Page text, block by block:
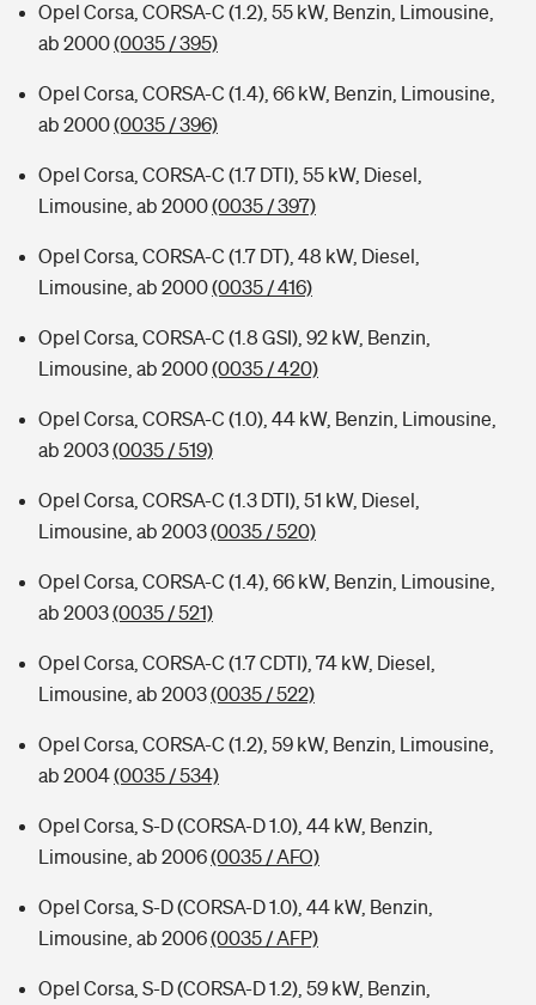
Typklassen: So ist Ihr Auto eingestuft
Sie haben Fragen?
Opel Corsa, CORSA-C (1.2), 55 kW, Benzin, Limousine,
ab 2000(0035 / 395)
Opel Corsa, CORSA-C (1.4), 66 kW, Benzin, Limousine,
ab 2000(0035 / 396)
Opel Corsa, CORSA-C (1.7 DTI), 55 kW, Diesel,
Limousine, ab 2000(0035 / 397)
Opel Corsa, CORSA-C (1.7 DT), 48 kW, Diesel,
Limousine, ab 2000(0035 / 416)
Opel Corsa, CORSA-C (1.8 GSI), 92 kW, Benzin,
Limousine, ab 2000(0035 / 420)
Opel Corsa, CORSA-C (1.0), 44 kW, Benzin, Limousine,
ab 2003(0035 / 519)
Opel Corsa, CORSA-C (1.3 DTI), 51 kW, Diesel,
Limousine, ab 2003(0035 / 520)
Opel Corsa, CORSA-C (1.4), 66 kW, Benzin, Limousine,
ab 2003(0035 / 521)
Opel Corsa, CORSA-C (1.7 CDTI), 74 kW, Diesel,
Limousine, ab 2003(0035 / 522)
Opel Corsa, CORSA-C (1.2), 59 kW, Benzin, Limousine,
ab 2004(0035 / 534)
Opel Corsa, S-D (CORSA-D 1.0), 44 kW, Benzin,
Limousine, ab 2006(0035 / AFO)
Opel Corsa, S-D (CORSA-D 1.0), 44 kW, Benzin,
Limousine, ab 2006(0035 / AFP)
Opel Corsa, S-D (CORSA-D 1.2), 59 kW, Benzin,